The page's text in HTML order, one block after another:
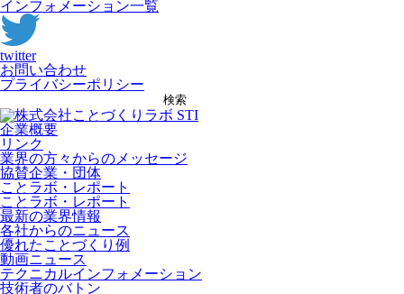
インフォメーション一覧
twitter
お問い合わせ
プライバシーポリシー
検索
企業概要
リンク
業界の方々からのメッセージ
協賛企業・団体
ことラボ・レポート
ことラボ・レポート
最新の業界情報
各社からのニュース
優れたことづくり例
動画ニュース
テクニカルインフォメーション
技術者のバトン